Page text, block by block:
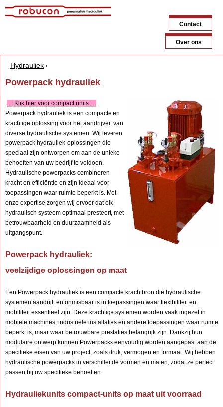
Jump to navigation
Contact
Over ons
u
a
r
e
h
e
r
e
Hydrauliek ›
Powerpack hydrauliek
.....Klik hier voor compact units.....
Powerpack hydrauliek is een compacte en
krachtige oplossing voor het aandrijven van
diverse hydraulische systemen. Wij leveren
powerpack hydrauliek-oplossingen die
speciaal zijn ontworpen om aan de unieke
behoeften van uw bedrijf te voldoen.
Hydraulische powerpacks combineren
kracht en efficiëntie en zijn ideaal voor
toepassingen waar ruimte beperkt is. Met
onze expertise zorgen wij ervoor dat elk
hydraulisch systeem optimaal presteert, met
betrouwbaarheid en duurzaamheid als
uitgangspunt.
Powerpack hydrauliek:
veelzijdige oplossingen op maat
Een Powerpack hydrauliek is een compacte krachtbron die hydraulische
systemen aandrijft en onmisbaar is in toepassingen waar flexibiliteit en
mobiliteit essentieel zijn. Deze krachtige systemen worden vaak ingezet in
mobiele machines, industriële installaties en andere toepassingen waar ruimte
beperkt is, maar waar betrouwbare prestaties belangrijk zijn. Dankzij hun
modulaire ontwerp kunnen Powerpacks eenvoudig worden aangepast aan de
specifieke eisen van uw project, zoals druk, vermogen en formaat. Wij hebben
hydraulische powerpacks in verschillende vormen en maten, zodat ze perfect
passen bij uw specifieke behoeften.
Hydrauliekunits compact-units op maat uit voorraad